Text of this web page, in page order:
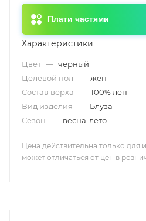
Плати частями
Характеристики
Цвет — черный
Целевой пол — жен
Состав верха — 100% лен
Вид изделия — Блуза
Сезон — весна-лето
Цена действительна только для
может отличаться от цен в